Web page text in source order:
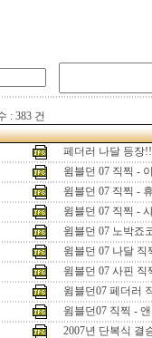
: 383 건
페더러 나달 등장!!
윔블던 07 직찍 -
윔블던 07 직찍 -
윔블던 07 직찍 -
윔블던 07 노박죠
윔블던 07 나달 직
윔블던 07 사핀 직
윔블던07 페더러
윔블던07 직찍 -
2007년 단복식 결